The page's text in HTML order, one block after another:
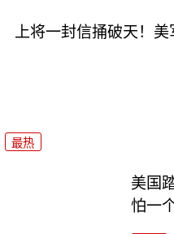
上将一封信捅破天！美
最热
美国
怕一